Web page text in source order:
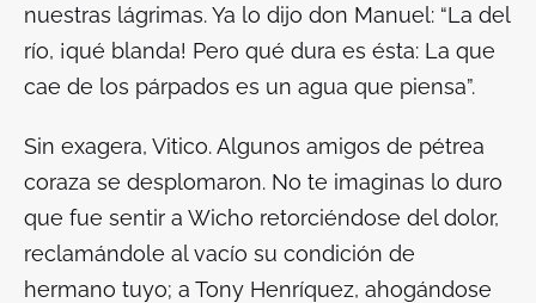
nuestras lágrimas. Ya lo dijo don Manuel: “La del
río, ¡qué blanda! Pero qué dura es ésta: La que
cae de los párpados es un agua que piensa”.
Sin exagera, Vitico. Algunos amigos de pétrea
coraza se desplomaron. No te imaginas lo duro
que fue sentir a Wicho retorciéndose del dolor,
reclamándole al vacío su condición de
hermano tuyo; a Tony Henríquez, ahogándose